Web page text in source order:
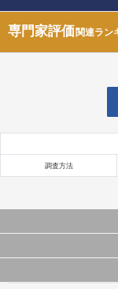
専門家評価関連ラン
調査方法
当サイトで公開されている情
これらの情報を権利者の許可
当サイトに掲載している内容